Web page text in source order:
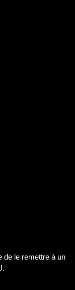
de le remettre à un